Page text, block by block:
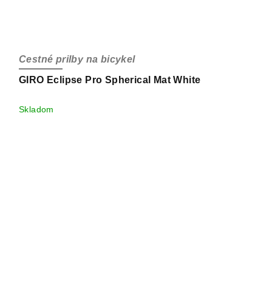
GIRO Eclipse Pro Spherical Mat White
Cestné prilby na bicykel
Skladom